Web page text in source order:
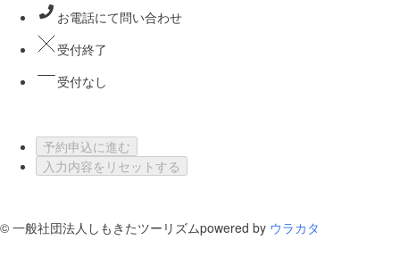
お電話にて問い合わせ
受付終了
受付なし
予約申込に進む
入力内容をリセットする
© 一般社団法人しもきたツーリズムpowered by ウラカタ